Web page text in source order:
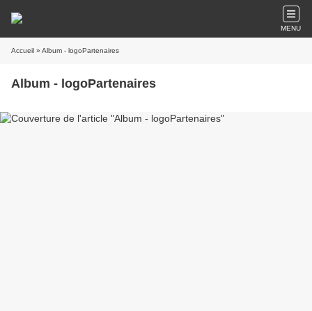
MENU
Accueil » Album - logoPartenaires
Album - logoPartenaires